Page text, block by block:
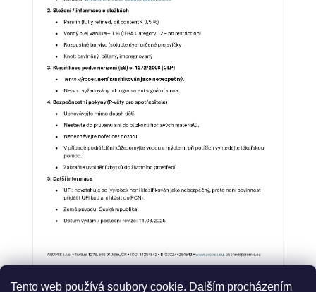
Tento web používá soubory cookie. Dalším procházením